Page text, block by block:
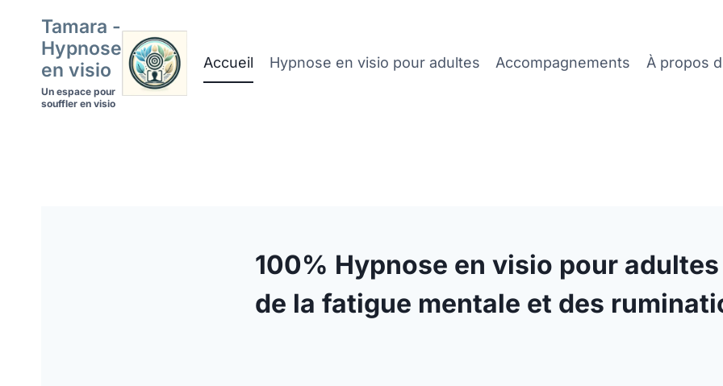
contenu
Tamara -
Hypnose
en visio
Un espace pour
souffler en visio
Accueil Hypnose en visio pour adultes Accompagnements À propos
100% Hypnose en visio pour
de la fatigue mentale et des